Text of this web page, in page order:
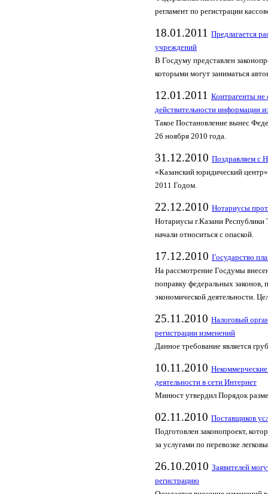
регламент по регистрации
18.01.2011
Предлагается
учреждений
В Госдуму представлен
которыми могут заниматься
12.01.2011
Контрагенты не
действительности информации
Такое Постановление вынес
26 ноября 2010 года.
31.12.2010 Поздравляем с
«Казанский юридический
2011 Годом.
22.12.2010 Нотариусы
Нотариусы г.Казани Республики
начали относиться с опаской.
17.12.2010 Государство
На рассмотрение Госдумы
поправку федеральных законов,
экономической деятельности.
25.11.2010 Налоговый
регистрации изменений
Данное требование является
10.11.2010
деятельности в сети Интернет
Минюст утвердил Порядок
02.11.2010 Поставщиков
Подготовлен законопроект,
за услугами по перевозке
26.10.2010 Заявителей
регистрацию